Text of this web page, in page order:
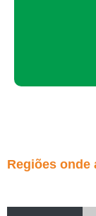
Regiões onde